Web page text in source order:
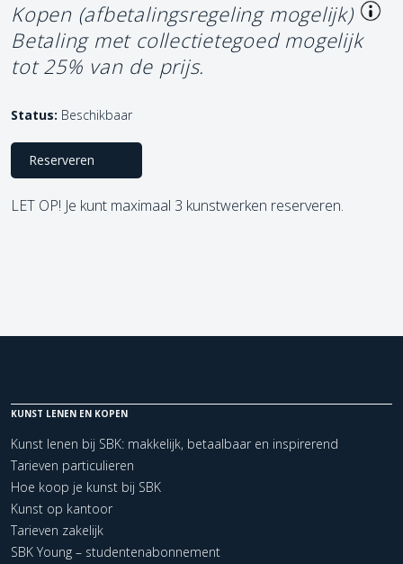
Kopen (afbetalingsregeling mogelijk)
Betaling met collectietegoed mogelijk
tot 25% van de prijs.
Status: Beschikbaar
Reserveren
LET OP! Je kunt maximaal 3 kunstwerken reserveren.
KUNST LENEN EN KOPEN
Kunst lenen bij SBK: makkelijk, betaalbaar en inspirerend
Tarieven particulieren
Hoe koop je kunst bij SBK
Kunst op kantoor
Tarieven zakelijk
SBK Young – studentenabonnement